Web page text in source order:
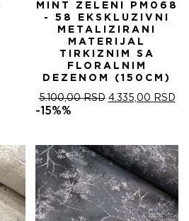
MINT ZELENI PM068
- 58 EKSKLUZIVNI
METALIZIRANI
MATERIJAL
TIRKIZNIM SA
FLORALNIM
DEZENOM (150CM)
5.100,00RSD ОРИГИНАЛНА
5.100,00 RSD.
4.335,00 RSD
-15%%